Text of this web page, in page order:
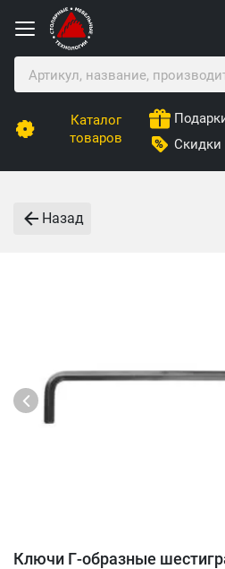
Каталог
товаров
Скидки
Назад
Ключи Г-образные